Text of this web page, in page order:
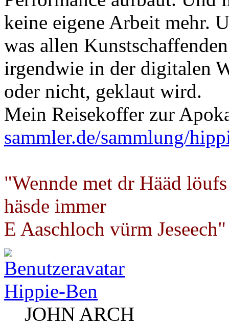
keine eigene Arbeit mehr.
was allen
irgendwie in der digitalen
oder nicht, geklaut wird.
Mein Reisekoffer zur
sammler.de/sammlung/
"Wennde met dr Hääd löufs
häsde immer
E Aaschloch vürm Jeseech"
Hippie-Ben
JOHN ARCH